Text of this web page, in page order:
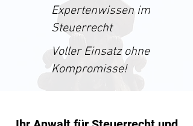
Expertenwissen im
Steuerrecht
Voller Einsatz ohne
Kompromisse!